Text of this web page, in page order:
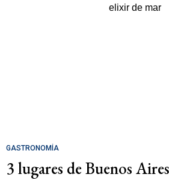
GASTRONOMÍA
3 lugares de Buenos